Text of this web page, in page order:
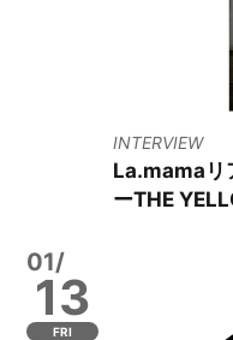
INTERVIEW
La.mamaリ
ーTHE
01/
13
FRI